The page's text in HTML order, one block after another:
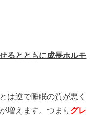
るとともに成長ホルモ
は逆で睡眠の質が悪く
増えます。つまり グレ